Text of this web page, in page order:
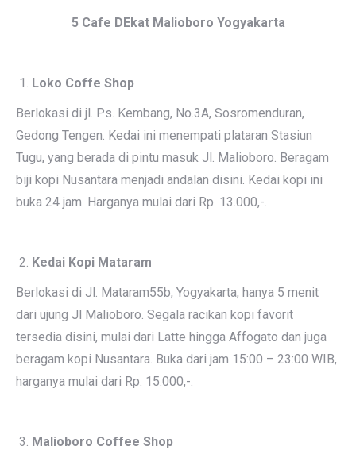
5 Cafe DEkat Malioboro Yogyakarta
Loko Coffe Shop
Berlokasi di jl. Ps. Kembang, No.3A, Sosromenduran,
Gedong Tengen. Kedai ini menempati plataran Stasiun
Tugu, yang berada di pintu masuk Jl. Malioboro. Beragam
biji kopi Nusantara menjadi andalan disini. Kedai kopi ini
buka 24 jam. Harganya mulai dari Rp. 13.000,-.
Kedai Kopi Mataram
Berlokasi di Jl. Mataram55b, Yogyakarta, hanya 5 menit
dari ujung Jl Malioboro. Segala racikan kopi favorit
tersedia disini, mulai dari Latte hingga Affogato dan juga
beragam kopi Nusantara. Buka dari jam 15:00 – 23:00 WIB,
harganya mulai dari Rp. 15.000,-.
Malioboro Coffee Shop